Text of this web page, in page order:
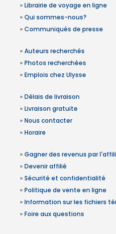
» Librairie de voyage en ligne
» Qui sommes-nous?
» Communiqués de presse
» Auteurs recherchés
» Photos recherchées
» Emplois chez Ulysse
» Délais de livraison
» Livraison gratuite
» Nous contacter
» Horaire
» Gagner des revenus par
» Devenir affilié
» Sécurité et confidentialité
» Politique de vente en ligne
» Information sur les fichiers
» Foire aux questions